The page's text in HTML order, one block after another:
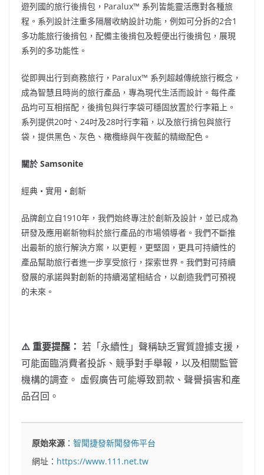
遊列國的旅行後揹包，Paralux™ 系列皆能靈活應對各種旅
程。系列設計注重多隔層收納設計功能，例如可分拆的2合1
多功能旅行後揹包，配備主後揹包及輕便出行後揹包，展現
系列的多功能性。
從即興出行到商務旅行，Paralux™ 系列超越傳統旅行概念，
成為智慧且時尚的旅行產品，專為現代生活而設計。每件產
品均可互相搭配，後揹包與行李袋可穩固放置於行李箱上。
系列提供20吋、24吋及28吋行李箱，以及旅行揹包與旅行
袋，提供黑色、灰色、橄欖綠與午夜藍的精緻配色。
關於 Samsonite
經典 • 實用 • 創新
品牌創立自1910年，我們始終專注於創新及設計，並已成為
研發及應用嶄新物料於旅行產品的市場領導者。我們不斷推
出最新的旅行解決方案，以更輕，更堅固，更具可持續性的
產品幫助旅行者進一步享受旅行，探索世界。我們對可持續
發展的承諾與對創新的持續渴望相結合，以創造我們可預視
的未來。
⚠️ 重要提醒： 若「永續性」聲稱缺乏實質證據支援，
可能面臨消費者投訴、競爭對手舉報，以及相關監管
機構的調查。 虛假廣告可能導致罰款、聲譽損害和產
品召回。
原始來源 ：智聞捷發新聞發佈平台
網址： https://www.111.net.tw